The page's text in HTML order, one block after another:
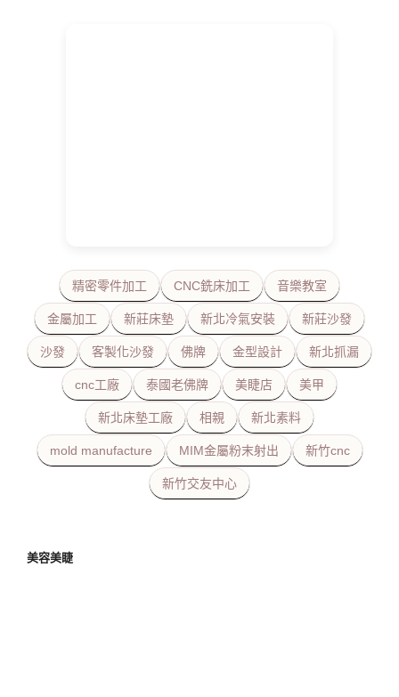
精密零件加工 CNC銑床加工 音樂教室
金屬加工 新莊床墊 新北冷氣安裝 新莊沙發
沙發 客製化沙發 佛牌 金型設計 新北抓漏
cnc工廠 泰國老佛牌 美睫店 美甲
新北床墊工廠 相親 新北素料
mold manufacture MIM金屬粉末射出 新竹cnc
新竹交友中心
美容美睫